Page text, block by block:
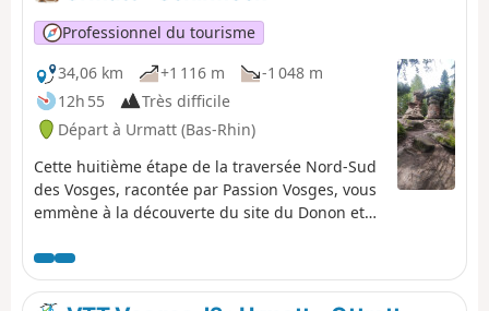
Professionnel du tourisme
34,06 km
+1 116 m
-1 048 m
12h 55
Très difficile
Départ à Urmatt (Bas-Rhin)
Cette huitième étape de la traversée Nord-Sud
des Vosges, racontée par Passion Vosges, vous
emmène à la découverte du site du Donon et
randonnée est assuré par Romain Gascon et
vous pouvez le retrouver - comme l'ensemble
des étapes de la traversée- dans Passion